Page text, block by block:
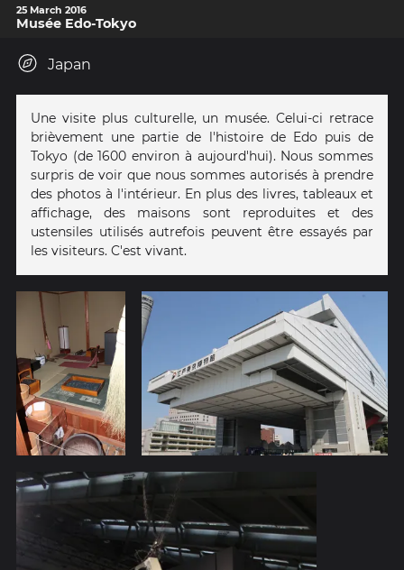
25 March 2016
Musée Edo-Tokyo
Japan
Une visite plus culturelle, un musée. Celui-ci retrace
brièvement une partie de l'histoire de Edo puis de
Tokyo (de 1600 environ à aujourd'hui). Nous sommes
surpris de voir que nous sommes autorisés à prendre
des photos à l'intérieur. En plus des livres, tableaux et
affichage, des maisons sont reproduites et des
ustensiles utilisés autrefois peuvent être essayés par
les visiteurs. C'est vivant.